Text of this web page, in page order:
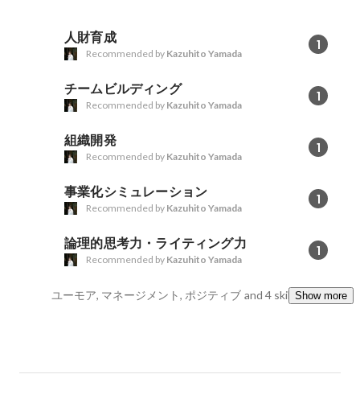
人財育成 1
Recommended by Kazuhito Yamada
チームビルディング 1
Recommended by Kazuhito Yamada
組織開発 1
Recommended by Kazuhito Yamada
事業化シミュレーション 1
Recommended by Kazuhito Yamada
論理的思考力・ライティング力 1
Recommended by Kazuhito Yamada
ユーモア, マネージメント, ポジティブ and 4 skillsShow more